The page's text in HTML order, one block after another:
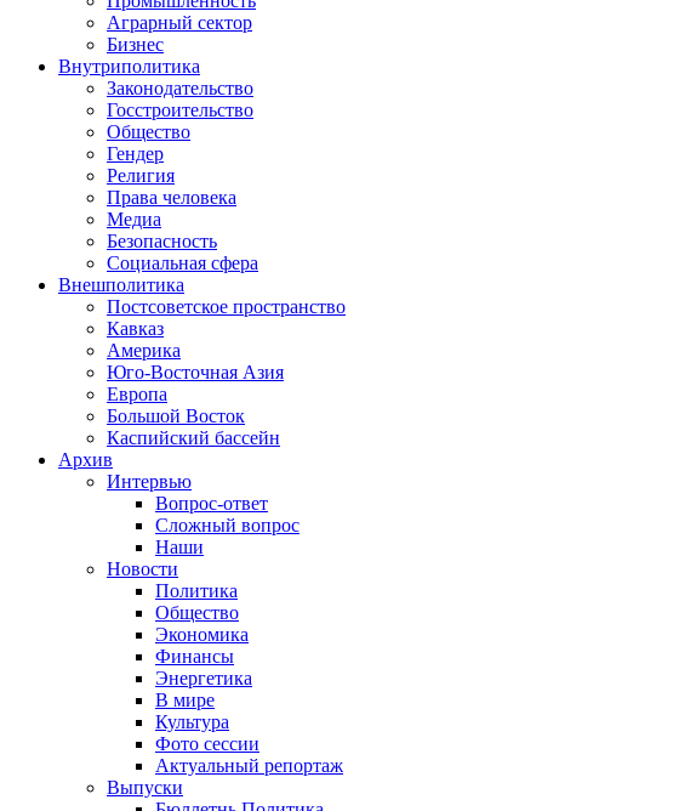
Аграрный сектор
Бизнес
Внутриполитика
Законодательство
Госстроительство
Общество
Гендер
Религия
Права человека
Медиа
Безопасность
Социальная сфера
Внешполитика
Постсоветское пространство
Кавказ
Америка
Юго-Восточная Азия
Европа
Большой Восток
Каспийский бассейн
Архив
Интервью
Вопрос-ответ
Сложный вопрос
Наши
Новости
Политика
Общество
Экономика
Финансы
Энергетика
В мире
Культура
Фото сессии
Актуальный репортаж
Выпуски